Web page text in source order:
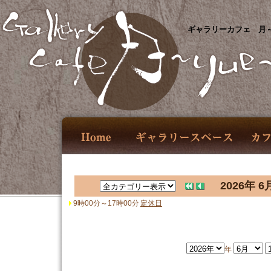
ギャラリーカフェ 月
2026年 6
9時00分～17時00分 定休日
年